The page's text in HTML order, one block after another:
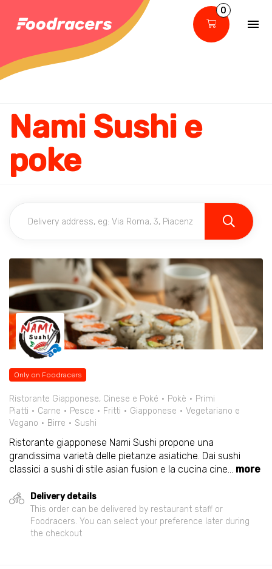
0
Nami Sushi e
poke
Only on Foodracers
Ristorante Giapponese, Cinese e Poké Pokè
Primi
Piatti
Carne Pesce Fritti Giapponese
Vegetariano e
Vegano
Birre Sushi
Ristorante giapponese Nami Sushi propone una
grandissima varietà delle pietanze asiatiche. Dai sushi
classici a sushi di stile asian fusion e la cucina cine... more
Delivery details
This order can be delivered by restaurant staff or
Foodracers. You can select your preference later during
the checkout